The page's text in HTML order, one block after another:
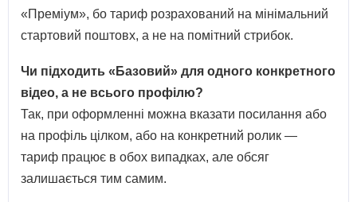
«Преміум», бо тариф розрахований на мінімальний
стартовий поштовх, а не на помітний стрибок.
Чи підходить «Базовий» для одного конкретного
відео, а не всього профілю?
Так, при оформленні можна вказати посилання або
на профіль цілком, або на конкретний ролик —
тариф працює в обох випадках, але обсяг
залишається тим самим.